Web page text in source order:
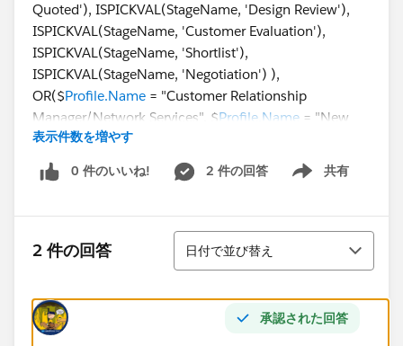
Quoted'), ISPICKVAL(StageName, 'Design Review'),
ISPICKVAL(StageName, 'Customer Evaluation'),
ISPICKVAL(StageName, 'Shortlist'),
ISPICKVAL(StageName, 'Negotiation') ),
OR($Profile.Name = "Customer Relationship
Manager/Network Services", $Profile.Name = "New
Business Sales", $
Profile.Name
= "Sales Manager"),
NOT(ISCHANGED(Probability__c )))
表示件数を増やす
0 件のいいね! 2 件の回答 共有
Show menu
2 件の回答
並び替え
日付で並び替え
承認された回答